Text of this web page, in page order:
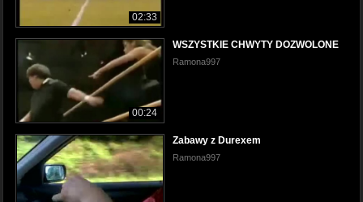
02:33
00:24
WSZYSTKIE CHWYTY DOZWOLONE
Ramona997
Zabawy z Durexem
Ramona997